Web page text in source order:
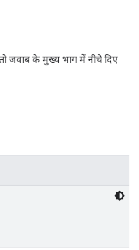
जवाब के मुख्य भाग में नीचे दिए